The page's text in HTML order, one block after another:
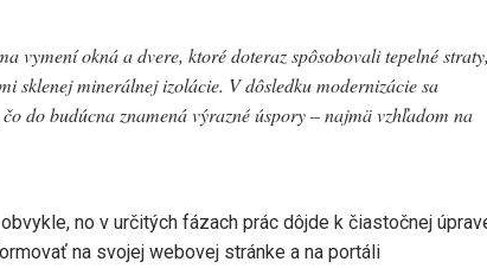
vymení okná a dvere, ktoré doteraz spôsobovali tepelné
sklenej minerálnej izolácie. V dôsledku modernizácie sa
do budúcna znamená výrazné úspory – najmä vzhľadom na
no v určitých fázach prác dôjde k čiastočnej
na svojej webovej stránke a na portáli